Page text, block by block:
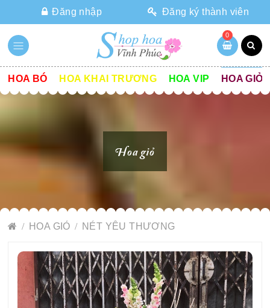
Đăng nhập Đăng ký thành viên
0
HOA BÓ HOA KHAI TRƯƠNG HOA VIP HOA GIỎ
Hoa giỏ
HOA GIỎ NÉT YÊU THƯƠNG